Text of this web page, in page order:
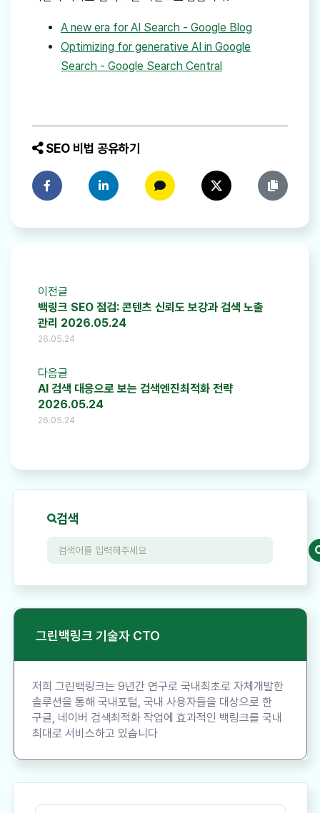
A new era for AI Search - Google Blog
Optimizing for generative AI in Google
Search - Google Search Central
SEO 비법 공유하기
페이스북에 공유하기링크드인에 공유하기카카오톡에 공유하기트위터에 공유하기링크 복사
이전글
백링크 SEO 점검: 콘텐츠 신뢰도 보강과 검색 노출
관리 2026.05.24
26.05.24
다음글
AI 검색 대응으로 보는 검색엔진최적화 전략
2026.05.24
26.05.24
검색
그린백링크 기술자 CTO
저희 그린백링크는 9년간 연구로 국내최초로 자체개발한
솔루션을 통해 국내포털, 국내 사용자들을 대상으로 한
구글, 네이버 검색최적화 작업에 효과적인 백링크를 국내
최대로 서비스하고 있습니다